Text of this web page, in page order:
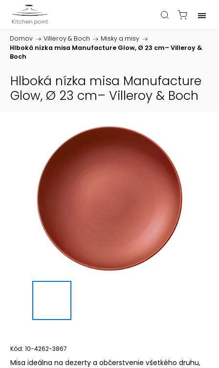
Domov / Villeroy & Boch / Misky a misy /
Hlboká nízka misa Manufacture Glow, Ø 23 cm– Villeroy &
Boch
Hlboká nízka misa Manufacture
Glow, Ø 23 cm– Villeroy & Boch
Kód: 10-4262-3867
Misa ideálna na dezerty a občerstvenie všetkého druhu,